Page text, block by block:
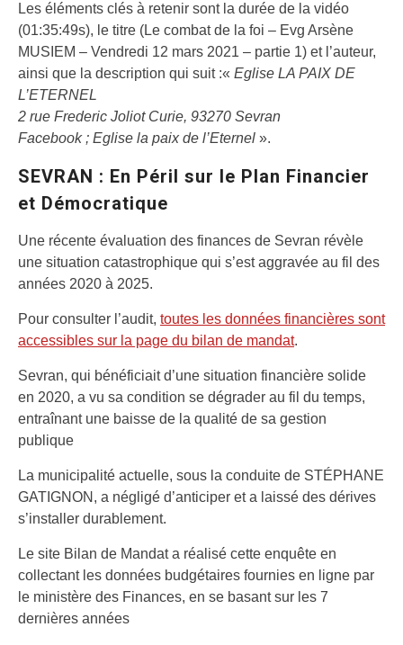
Les éléments clés à retenir sont la durée de la vidéo
(01:35:49s), le titre (Le combat de la foi – Evg Arsène
MUSIEM – Vendredi 12 mars 2021 – partie 1) et l’auteur,
ainsi que la description qui suit :« Eglise LA PAIX DE
L’ETERNEL
2 rue Frederic Joliot Curie, 93270 Sevran
Facebook ; Eglise la paix de l’Eternel ».
SEVRAN : En Péril sur le Plan Financier
et Démocratique
Une récente évaluation des finances de Sevran révèle
une situation catastrophique qui s’est aggravée au fil des
années 2020 à 2025.
Pour consulter l’audit, toutes les données financières sont
accessibles sur la page du bilan de mandat.
Sevran, qui bénéficiait d’une situation financière solide
en 2020, a vu sa condition se dégrader au fil du temps,
entraînant une baisse de la qualité de sa gestion
publique
La municipalité actuelle, sous la conduite de STÉPHANE
GATIGNON, a négligé d’anticiper et a laissé des dérives
s’installer durablement.
Le site Bilan de Mandat a réalisé cette enquête en
collectant les données budgétaires fournies en ligne par
le ministère des Finances, en se basant sur les 7
dernières années